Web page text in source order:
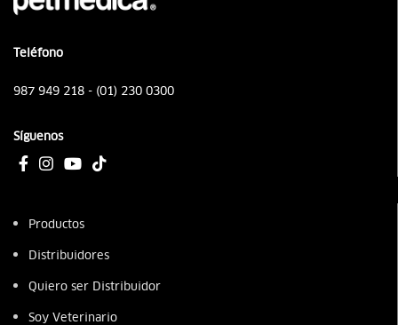
Teléfono
987 949 218 - (01) 230 0300
Síguenos
Productos
Distribuidores
Quiero ser Distribuidor
Soy Veterinario